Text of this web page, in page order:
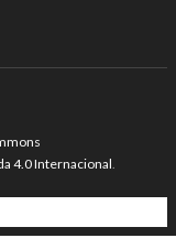
4.0 Internacional